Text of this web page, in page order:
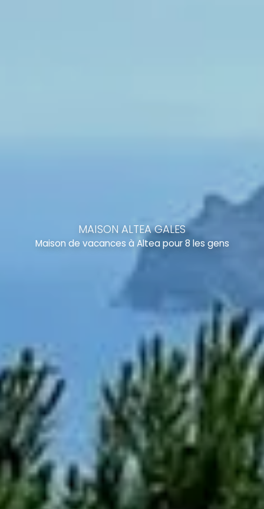
MAISON ALTEA GALES
Maison de vacances à Altea pour 8 les gens